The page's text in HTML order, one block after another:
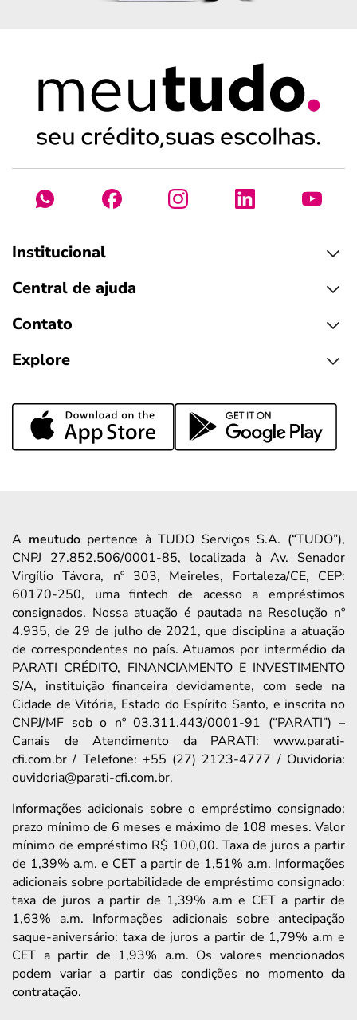
Institucional
Central de ajuda
Contato
Explore
A meutudopertence à TUDO Serviços S.A. (“TUDO”),
CNPJ 27.852.506/0001-85, localizada à Av. Senador
Virgílio Távora, nº 303, Meireles, Fortaleza/CE, CEP:
60170-250, uma fintech de acesso a empréstimos
consignados. Nossa atuação é pautada na Resolução nº
4.935, de 29 de julho de 2021, que disciplina a atuação
de correspondentes no país. Atuamos por intermédio da
PARATI CRÉDITO, FINANCIAMENTO E INVESTIMENTO
S/A, instituição financeira devidamente, com sede na
Cidade de Vitória, Estado do Espírito Santo, e inscrita no
CNPJ/MF sob o nº 03.311.443/0001-91 (“PARATI”) –
Canais de Atendimento da PARATI: www.parati-
cfi.com.br / Telefone: +55 (27) 2123-4777 / Ouvidoria:
ouvidoria@parati-cfi.com.br.
Informações adicionais sobre o empréstimo consignado:
prazo mínimo de 6 meses e máximo de 108 meses. Valor
mínimo de empréstimo R$ 100,00. Taxa de juros a partir
de 1,39% a.m. e CET a partir de 1,51% a.m. Informações
adicionais sobre portabilidade de empréstimo consignado:
taxa de juros a partir de 1,39% a.m e CET a partir de
1,63% a.m. Informações adicionais sobre antecipação
saque-aniversário: taxa de juros a partir de 1,79% a.m e
CET a partir de 1,93% a.m. Os valores mencionados
podem variar a partir das condições no momento da
contratação.